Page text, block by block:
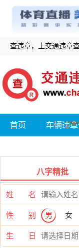
查违章，上交通违章查
首页 车辆违
八字精批
姓 名
性 别 男 女
生 日